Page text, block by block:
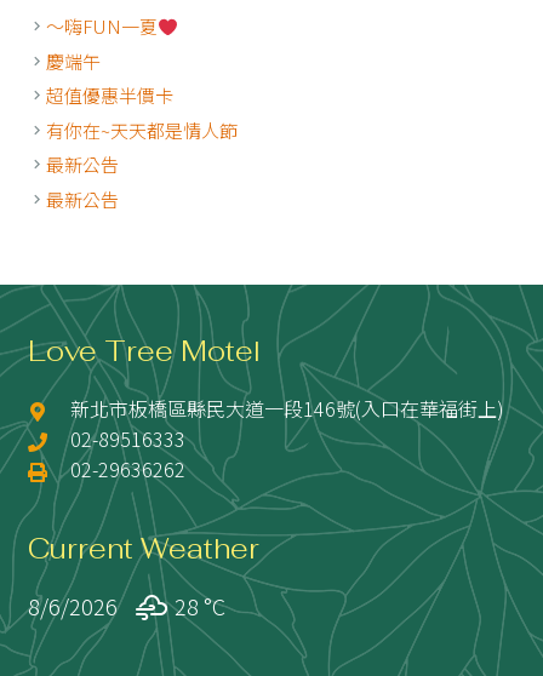
～嗨FUN一夏
慶端午
超值優惠半價卡
有你在~天天都是情人節
最新公告
最新公告
Love Tree Motel
新北市板橋區縣民大道一段146號(入口在華福街上)
02-89516333
02-29636262
Current Weather
8/6/2026 28 °C